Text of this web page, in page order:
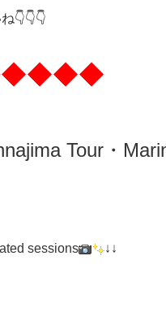
👇👇👇
Tour・
sessions ↓↓